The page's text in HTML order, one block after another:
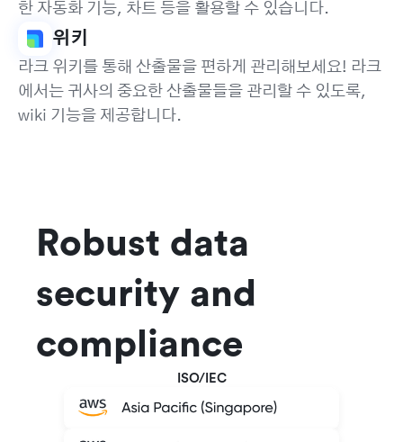
한 자동화 기능, 차트 등을 활용할 수 있습니다.
위키
라크 위키를 통해 산출물을 편하게 관리해보세요! 라크
에서는 귀사의 중요한 산출물들을 관리할 수 있도록,
wiki 기능을 제공합니다.
ISO/IEC
Robust data
security and
compliance